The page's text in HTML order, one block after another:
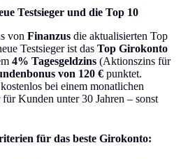
Testsieger und die Top 10
von Finanzus die aktualisierten Top
Testsieger ist das Top Girokonto
4% Tagesgeldzins (Aktionszins für
von 120 € punktet.
bei einem monatlichen
für Kunden unter 30 Jahren – sonst
für das beste Girokonto: